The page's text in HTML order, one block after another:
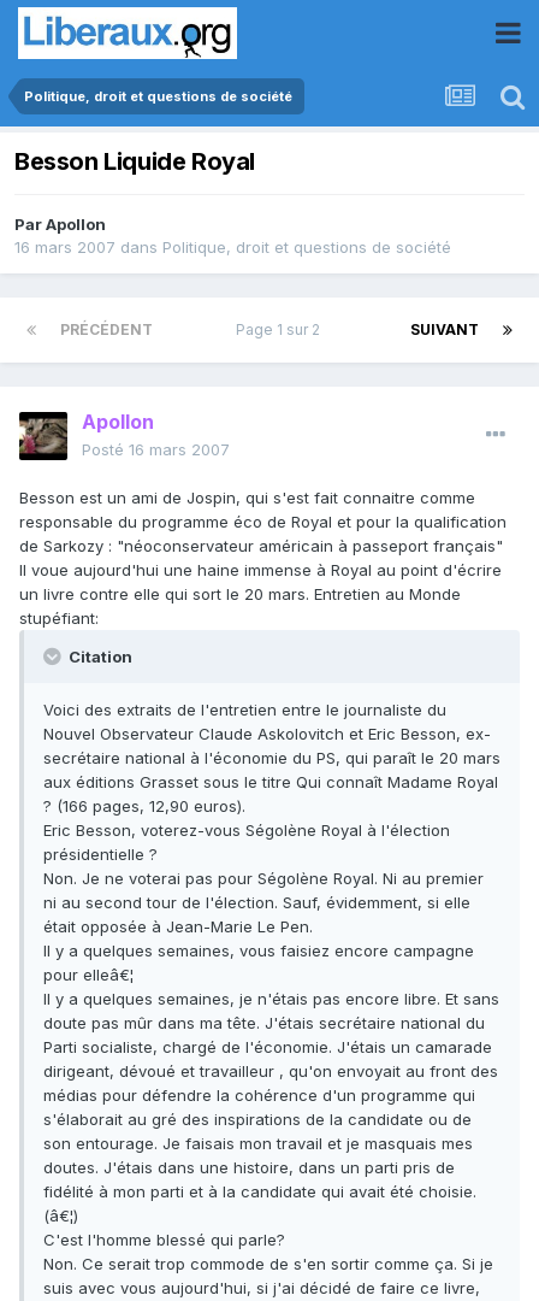
Politique, droit et questions de société
Besson Liquide Royal
ParApollon
16 mars 2007 dans Politique, droit et questions de société
PRÉCÉDENT SUIVANT
Page 1 sur 2
Apollon
Posté 16 mars 2007
Besson est un ami de Jospin, qui s'est fait connaitre comme
responsable du programme éco de Royal et pour la qualification
de Sarkozy : "néoconservateur américain à passeport français"
Il voue aujourd'hui une haine immense à Royal au point d'écrire
un livre contre elle qui sort le 20 mars. Entretien au Monde
stupéfiant:
Citation
Voici des extraits de l'entretien entre le journaliste du
Nouvel Observateur Claude Askolovitch et Eric Besson, ex-
secrétaire national à l'économie du PS, qui paraît le 20 mars
aux éditions Grasset sous le titre Qui connaît Madame Royal
? (166 pages, 12,90 euros).
Eric Besson, voterez-vous Ségolène Royal à l'élection
présidentielle ?
Non. Je ne voterai pas pour Ségolène Royal. Ni au premier
ni au second tour de l'élection. Sauf, évidemment, si elle
était opposée à Jean-Marie Le Pen.
Il y a quelques semaines, vous faisiez encore campagne
pour elleâ€¦
Il y a quelques semaines, je n'étais pas encore libre. Et sans
doute pas mûr dans ma tête. J'étais secrétaire national du
Parti socialiste, chargé de l'économie. J'étais un camarade
dirigeant, dévoué et travailleur , qu'on envoyait au front des
médias pour défendre la cohérence d'un programme qui
s'élaborait au gré des inspirations de la candidate ou de
son entourage. Je faisais mon travail et je masquais mes
doutes. J'étais dans une histoire, dans un parti pris de
fidélité à mon parti et à la candidate qui avait été choisie.
(â€¦)
C'est l'homme blessé qui parle?
Non. Ce serait trop commode de s'en sortir comme ça. Si je
suis avec vous aujourd'hui, si j'ai décidé de faire ce livre,